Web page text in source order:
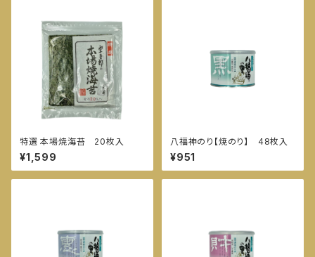
特選 本場焼海苔 20枚入
¥1,599
八福神のり【焼のり】 48枚入
¥951